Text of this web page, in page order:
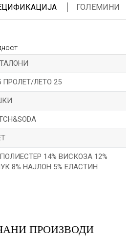
ГОЛЕМИНИ
ПРОЛЕТ/ЛЕТО 25
ПОЛИЕСТЕР 14% ВИСКОЗА 12%
8% НАЈЛОН 5% ЕЛАСТИН
ПРОИЗВОДИ